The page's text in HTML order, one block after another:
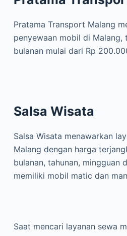
Pratama Transport Malang
penyewaan mobil di Malang,
bulanan mulai dari Rp
Salsa Wisata
Salsa Wisata menawarkan
Malang dengan harga
bulanan, tahunan, mingguan
memiliki mobil matic dan
Saat mencari layanan sewa